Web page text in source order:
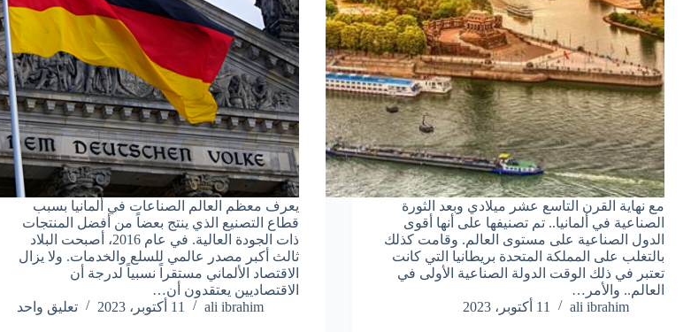
مع نهاية القرن التاسع عشر ميلادي وبعد الثورة
الصناعية في ألمانيا.. تم تصنيفها على أنها أقوى
الدول الصناعية على مستوى العالم. وقامت كذلك
بالتغلب على المملكة المتحدة بريطانيا التي كانت
تعتبر في ذلك الوقت الدولة الصناعية الأولى في
العالم.. والأمر…
ali ibrahim
11 أكتوبر، 2023
يعرف معظم العالم الصناعات في ألمانيا بسبب
قطاع التصنيع الذي ينتج بعضاً من أفضل المنتجات
ذات الجودة العالية. في عام 2016، أصبحت البلاد
ثالث أكبر مصدر عالمي للسلع والخدمات. ولا يزال
الاقتصاد الألماني مستقراً نسبياً لدرجة أن
الاقتصاديين يعتقدون أن…
ali ibrahim
11 أكتوبر، 2023 تعليق واحد